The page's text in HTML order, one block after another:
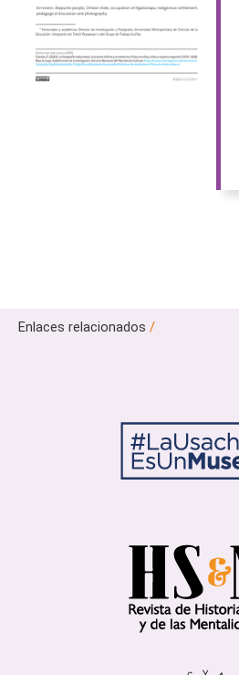
Enlaces relacionados /